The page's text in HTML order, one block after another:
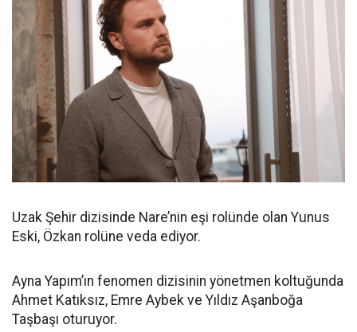
Uzak Şehir dizisinde Nare’nin eşi rolünde olan Yunus
Eski, Özkan rolüne veda ediyor.
Ayna Yapım’ın fenomen dizisinin yönetmen koltuğunda
Ahmet Katıksız, Emre Aybek ve Yıldız Aşanboğa
Taşbaşı oturuyor.